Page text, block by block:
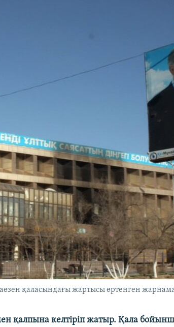
қаласындағы жартысы өртенген
қалпына келтіріп жатыр. Қала